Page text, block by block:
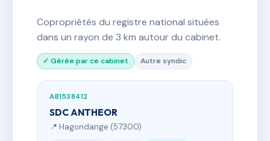
Copropriétés du registre national situées
dans un rayon de 3 km autour du cabinet.
✓ Gérée par ce cabinet Autre syndic
AB1538412
SDC ANTHEOR
📍 Hagondange (57300)